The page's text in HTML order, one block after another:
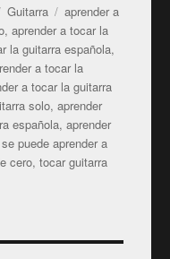
Categorías
Guitarra Etiquetas
aprender a
,aprender a tocar la
la guitarra española,
a tocar la
a tocar la guitarra
solo,aprender
española,aprender
se puede aprender a
cero,tocar guitarra